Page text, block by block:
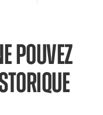
POUVEZ